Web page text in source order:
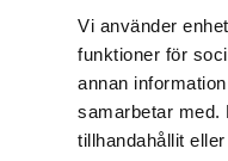
Vi använder
funktioner för
annan
samarbetar med.
tillhandahållit